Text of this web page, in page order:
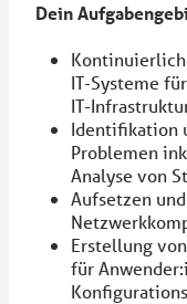
Dein
IT-Systeme
IT-
Identifikation
Problemen
Analyse von
Aufsetzen
Erstellung
für